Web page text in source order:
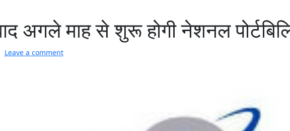
अगले माह से शुरू होगी नेशनल
Leave a comment